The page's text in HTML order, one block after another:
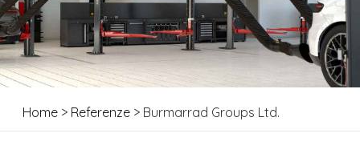
Home > Referenze > Burmarrad Groups Ltd.